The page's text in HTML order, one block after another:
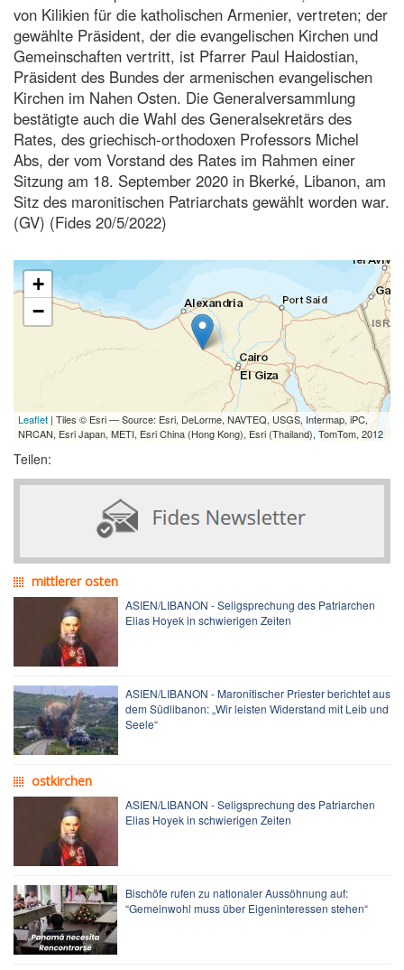
von Kilikien für die katholischen Armenier, vertreten; der
gewählte Präsident, der die evangelischen Kirchen und
Gemeinschaften vertritt, ist Pfarrer Paul Haidostian,
Präsident des Bundes der armenischen evangelischen
Kirchen im Nahen Osten. Die Generalversammlung
bestätigte auch die Wahl des Generalsekretärs des
Rates, des griechisch-orthodoxen Professors Michel
Abs, der vom Vorstand des Rates im Rahmen einer
Sitzung am 18. September 2020 in Bkerké, Libanon, am
Sitz des maronitischen Patriarchats gewählt worden war.
(GV) (Fides 20/5/2022)
+
−
Leaflet | Tiles © Esri — Source: Esri, DeLorme, NAVTEQ, USGS, Intermap, iPC,
NRCAN, Esri Japan, METI, Esri China (Hong Kong), Esri (Thailand), TomTom, 2012
Teilen:
mittlerer osten
ASIEN/LIBANON - Seligsprechung des Patriarchen
Elias Hoyek in schwierigen Zeiten
ASIEN/LIBANON - Maronitischer Priester berichtet aus
dem Südlibanon: „Wir leisten Widerstand mit Leib und
Seele“
ostkirchen
ASIEN/LIBANON - Seligsprechung des Patriarchen
Elias Hoyek in schwierigen Zeiten
Bischöfe rufen zu nationaler Aussöhnung auf:
“Gemeinwohl muss über Eigeninteressen stehen“